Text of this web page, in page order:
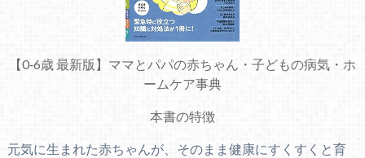
【0‐6歳 最新版】ママとパパの赤ちゃん・子どもの病気・ホ
ームケア事典
本書の特徴
元気に生まれた赤ちゃんが、そのまま健康にすくすくと育